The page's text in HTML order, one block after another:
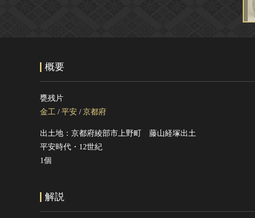
概要
甕残片
金工 /平安 /京都府
出土地：京都府綾部市上野町 藤山経塚出土
平安時代・12世紀
1個
解説